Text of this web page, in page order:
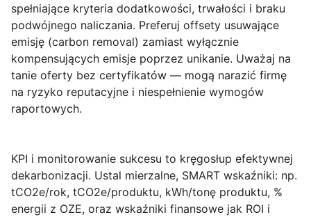
spełniające kryteria dodatkowości, trwałości i braku
podwójnego naliczania. Preferuj offsety usuwające
emisję (carbon removal) zamiast wyłącznie
kompensujących emisje poprzez unikanie. Uważaj na
tanie oferty bez certyfikatów — mogą narazić firmę
na ryzyko reputacyjne i niespełnienie wymogów
raportowych.
KPI i monitorowanie sukcesu to kręgosłup efektywnej
dekarbonizacji. Ustal mierzalne, SMART wskaźniki: np.
tCO2e/rok, tCO2e/produktu, kWh/tonę produktu, %
energii z OZE, oraz wskaźniki finansowe jak ROI i